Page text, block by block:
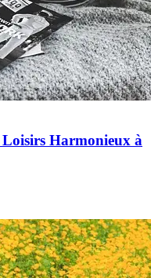
Loisirs Harmonieux à